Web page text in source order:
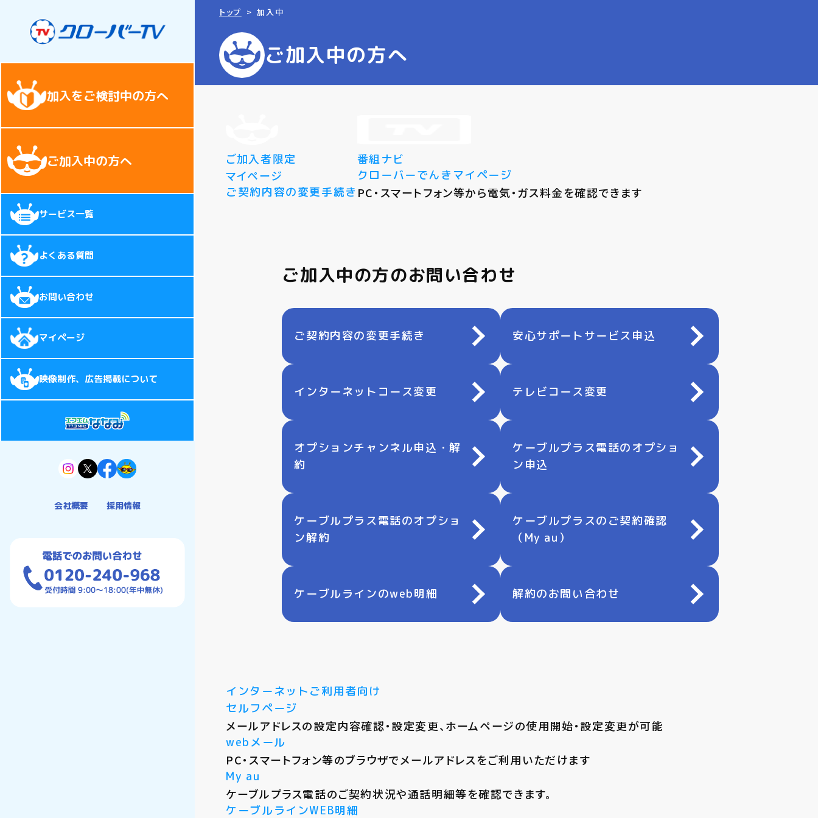
加入をご検討中の方へ
ご加入中の方へ
サービス一覧
よくある質問
お問い合わせ
マイページ
映像制作、広告掲載について
会社概要 採用情報
トップ 加入中
ご加入中の方へ
ご加入者限定
マイページ
ご契約内容の変更手続き
番組ナビ
クローバーでんきマイページ
PC・スマートフォン等から電気・ガス料金を確認できます
ご加入中の方のお問い合わせ
ご契約内容の変更手続き 安心サポートサービス申込
インターネットコース変更 テレビコース変更
オプションチャンネル申込・解
約
ケーブルプラス電話のオプショ
ン申込
ケーブルプラス電話のオプショ
ン解約
ケーブルプラスのご契約確認
（My au）
ケーブルラインのweb明細 解約のお問い合わせ
インターネットご利用者向け
セルフページ
メールアドレスの設定内容確認・設定変更、ホームページの使用開始・設定変更が可能
webメール
PC・スマートフォン等のブラウザでメールアドレスをご利用いただけます
My au
ケーブルプラス電話のご契約状況や通話明細等を確認できます。
ケーブルラインWEB明細